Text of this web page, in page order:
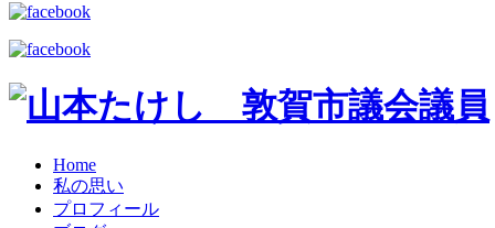
Home
私の思い
プロフィール